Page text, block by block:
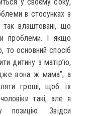
в стосунках з
так влаштовані, що
проблеми. І якщо
то основний спосіб
дитину з матір’ю,
вона ж мама”, а
гроші, щоб їх
такі, але я
позицію. Звідси